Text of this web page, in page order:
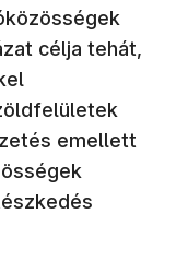
célja tehát,
emellett